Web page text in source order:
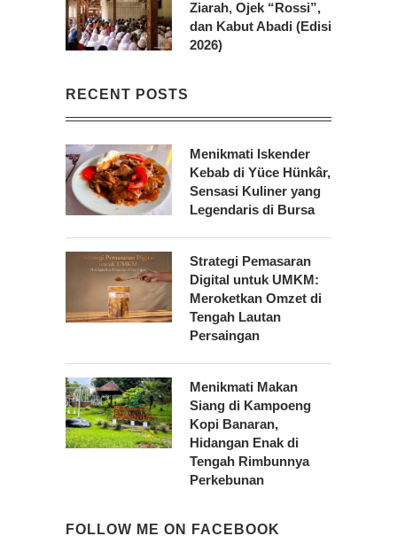
Ziarah, Ojek “Rossi”,
dan Kabut Abadi (Edisi
2026)
RECENT POSTS
Menikmati Iskender
Kebab di Yüce Hünkâr,
Sensasi Kuliner yang
Legendaris di Bursa
Strategi Pemasaran
Digital untuk UMKM:
Meroketkan Omzet di
Tengah Lautan
Persaingan
Menikmati Makan
Siang di Kampoeng
Kopi Banaran,
Hidangan Enak di
Tengah Rimbunnya
Perkebunan
FOLLOW ME ON FACEBOOK